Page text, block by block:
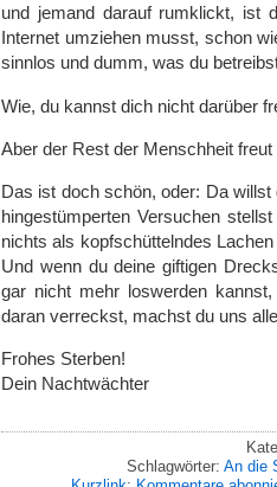
und jemand darauf rumklickt, ist
Internet umziehen musst, schon
sinnlos und dumm, was du
Wie, du kannst dich nicht darüber
Aber der Rest der Menschheit freut
Das ist doch schön, oder: Da
hingestümperten Versuchen
nichts als kopfschüttelndes
Und wenn du deine giftigen
gar nicht mehr loswerden
daran verreckst, machst du uns
Frohes Sterben!
Dein Nachtwächter
Schlagwörter: An die